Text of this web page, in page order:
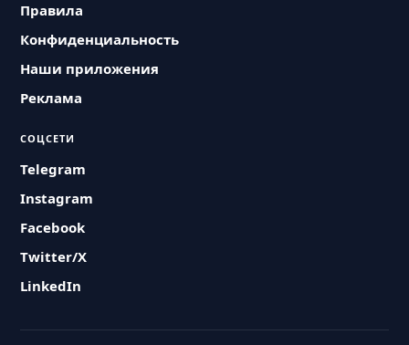
Правила
Конфиденциальность
Наши приложения
Реклама
СОЦСЕТИ
Telegram
Instagram
Facebook
Twitter/X
LinkedIn